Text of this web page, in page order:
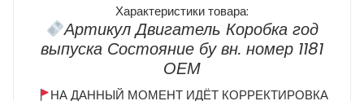
Характеристики товара:
Артикул Двигатель Коробка год
выпуска Состояние бу вн. номер 1181
ОЕМ
НА ДАННЫЙ МОМЕНТ ИДЁТ КОРРЕКТИРОВКА